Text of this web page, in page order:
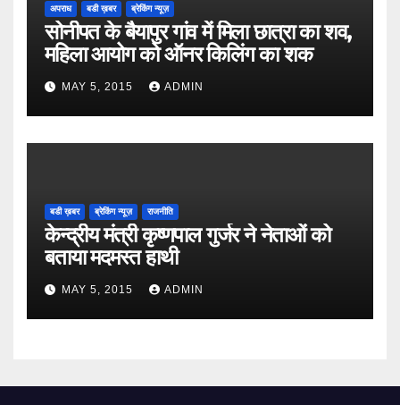
अपराध बडी ख़बर ब्रेकिंग न्यूज़
सोनीपत के बैयापुर गांव में मिला छात्रा का शव,
महिला आयोग को ऑनर किलिंग का शक
MAY 5, 2015 ADMIN
बडी ख़बर ब्रेकिंग न्यूज़ राजनीति
केन्द्रीय मंत्री कृष्णपाल गुर्जर ने नेताओं को
बताया मदमस्त हाथी
MAY 5, 2015 ADMIN